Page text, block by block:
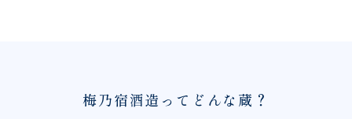
梅乃宿酒造ってどんな蔵？